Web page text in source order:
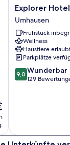
Explorer
Hotel
Ötztal
Umhausen
Explorer
Umhausen
Frühstück
Wellness
Haustiere
Parkplätze
9.0
von
9,0 Wunderbar
129